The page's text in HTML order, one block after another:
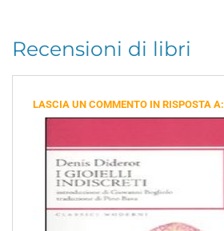
Recensioni di libri
LASCIA UN COMMENTO IN RISPOSTA A: